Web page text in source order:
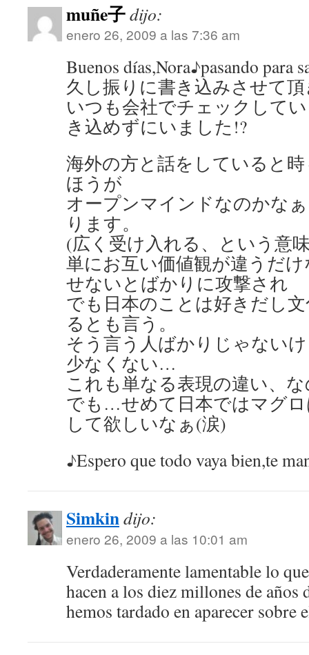
muñe子dijo:
enero 26, 2009 a las 7:36 am
Buenos días,Nora♪pasando para
久し振りに書き込みさせて
いつも会社でチェックして
き込めずにいました!?
海外の方と話をしていると
ほうが
オープンマインドなのかな
ります。
(広く受け入れる、という意
単にお互い価値観が違うだ
せないとばかりに攻撃され
でも日本のことは好きだし
るとも言う。
そう言う人ばかりじゃない
少なくない…
これも単なる表現の違い、
でも…せめて日本ではマグ
して欲しいなぁ(涙)
♪Espero que todo vaya bien,te
Simkindijo:
enero 26, 2009 a las 10:01 am
Verdaderamente lamentable lo
hacen a los diez millones de años
hemos tardado en aparecer sobre